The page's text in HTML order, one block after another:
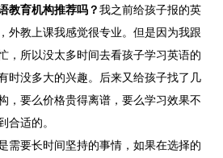
教育机构推荐吗？我之前给孩子报的英
外教上课我感觉很专业。但是因为我跟
，所以没太多时间去看孩子学习英语的
时没多大的兴趣。后来又给孩子找了几
，要么价格贵得离谱，要么学习效果不
合适的。
要长时间坚持的事情，如果在选择的